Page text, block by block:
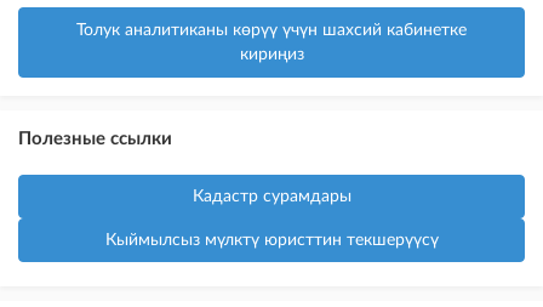
Толук аналитиканы көрүү үчүн шахсий кабинетке
кириңиз
Полезные ссылки
Кадастр сурамдары
Кыймылсыз мүлктү юристтин текшерүүсү